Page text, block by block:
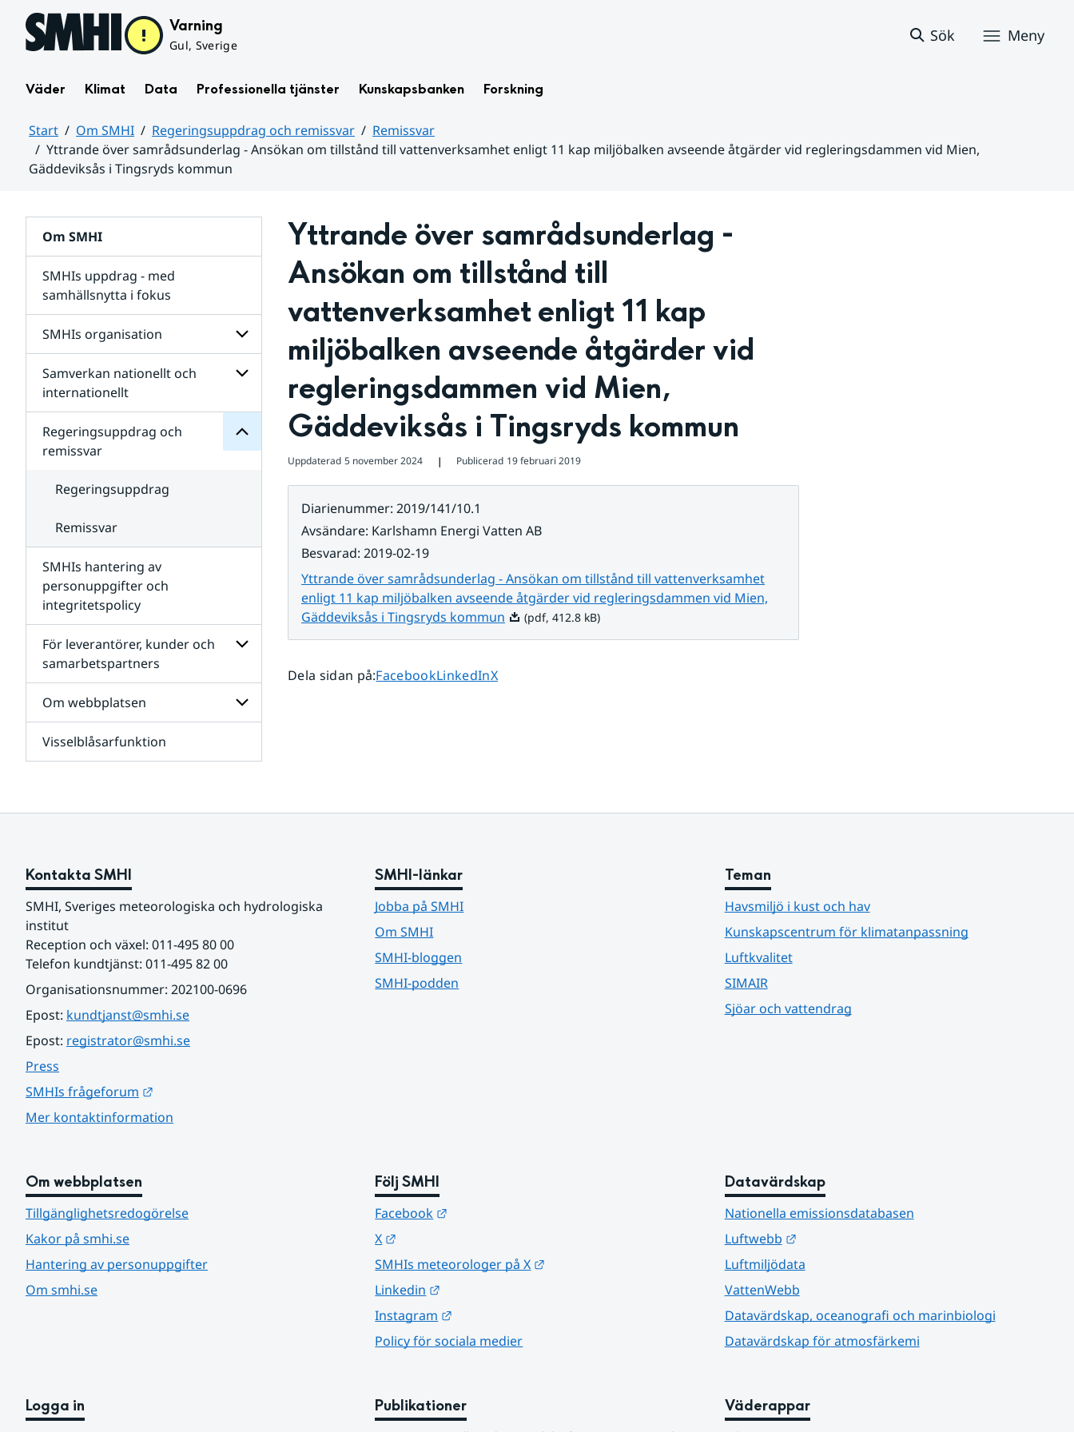
Hoppa till sidans innehåll Varning
Gul, Sverige
Sök Meny
Väder Klimat Data Professionella tjänster Kunskapsbanken Forskning
Start Om SMHI Regeringsuppdrag och remissvar
Remissvar
Yttrande över samrådsunderlag - Ansökan om tillstånd till vattenverksamhet enligt 11 kap miljöbalken avseende åtgärder vid regleringsdammen vid Mien,
Gäddeviksås i Tingsryds kommun
Om SMHI
SMHIs uppdrag - med
samhällsnytta i fokus
SMHIs organisation
Undersidor
organisation
Samverkan nationellt och
internationellt
Undersidor
för
internationellt
Regeringsuppdrag och
remissvar
för
Regeringsuppdrag
remissvar
Regeringsuppdrag
Remissvar
SMHIs hantering av
personuppgifter och
integritetspolicy
För leverantörer, kunder och
samarbetspartners
Undersidor
för
och
Om webbplatsen
för
Visselblåsarfunktion
Yttrande över samrådsunderlag -
Ansökan om tillstånd till
vattenverksamhet enligt 11 kap
miljöbalken avseende åtgärder vid
regleringsdammen vid Mien,
Gäddeviksås i Tingsryds kommun
Uppdaterad 5 november 2024 ❘ Publicerad 19 februari 2019
Diarienummer: 2019/141/10.1
Avsändare: Karlshamn Energi Vatten AB
Besvarad: 2019-02-19
Yttrande över samrådsunderlag - Ansökan om tillstånd till vattenverksamhet
enligt 11 kap miljöbalken avseende åtgärder vid regleringsdammen vid Mien,
Gäddeviksås i Tingsryds kommunPdf, 412.8 kB.
(pdf, 412.8 kB)
Dela sidan på:Dela sidan på
FacebookDela sidan på
LinkedInDela sidan på
X
Kontakta SMHI
SMHI, Sveriges meteorologiska och hydrologiska
institut
Reception och växel: 011-495 80 00
Telefon kundtjänst: 011-495 82 00
Organisationsnummer: 202100-0696
Epost: kundtjanst@smhi.se
Epost: registrator@smhi.se
Press
SMHIs frågeforum
Mer kontaktinformation
SMHI-länkar
Jobba på SMHI
Om SMHI
SMHI-bloggen
SMHI-podden
Teman
Havsmiljö i kust och hav
Kunskapscentrum för klimatanpassning
Luftkvalitet
SIMAIR
Sjöar och vattendrag
Om webbplatsen
Tillgänglighetsredogörelse
Kakor på smhi.se
Hantering av personuppgifter
Om smhi.se
Följ SMHI
Facebook
X
SMHIs meteorologer på X
Linkedin
Instagram
Policy för sociala medier
Datavärdskap
Nationella emissionsdatabasen
Luftwebb
Länk till annan webbplats.
Luftmiljödata
VattenWebb
Datavärdskap, oceanografi och marinbiologi
Datavärdskap för atmosfärkemi
Logga in Publikationer Väderappar